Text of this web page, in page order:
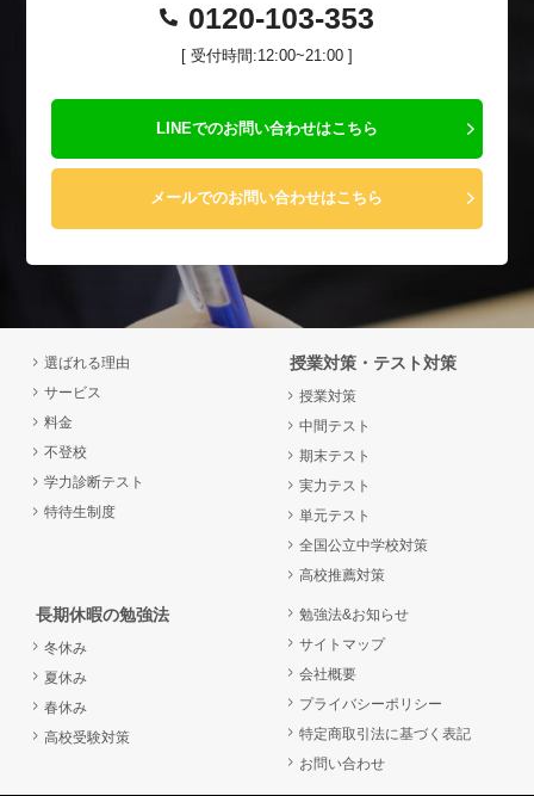
0120-103-353
[ 受付時間:12:00~21:00 ]
LINEでのお問い合わせはこちら
メールでのお問い合わせはこちら
選ばれる理由
サービス
料金
不登校
学力診断テスト
特待生制度
授業対策・テスト対策
授業対策
中間テスト
期末テスト
実力テスト
単元テスト
全国公立中学校対策
高校推薦対策
長期休暇の勉強法
冬休み
夏休み
春休み
高校受験対策
勉強法&お知らせ
サイトマップ
会社概要
プライバシーポリシー
特定商取引法に基づく表記
お問い合わせ